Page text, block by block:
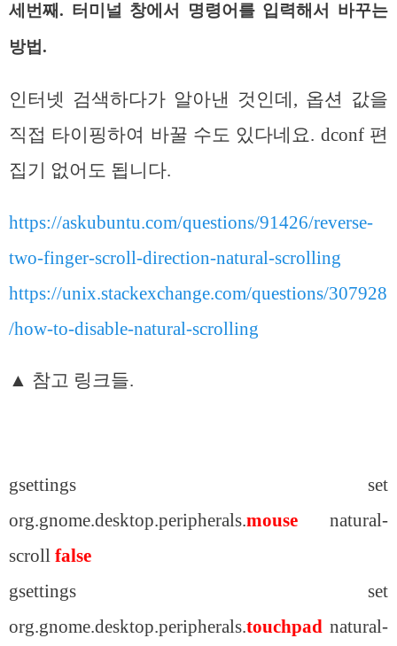
세번째. 터미널 창에서 명령어를 입력해서 바꾸는
방법.
인터넷 검색하다가 알아낸 것인데, 옵션 값을
직접 타이핑하여 바꿀 수도 있다네요. dconf 편
집기 없어도 됩니다.
https://askubuntu.com/questions/91426/reverse-
two-finger-scroll-direction-natural-scrolling
https://unix.stackexchange.com/questions/307928
/how-to-disable-natural-scrolling
▲ 참고 링크들.
gsettings set
org.gnome.desktop.peripherals.mouse natural-
scroll false
gsettings set
org.gnome.desktop.peripherals.touchpad natural-